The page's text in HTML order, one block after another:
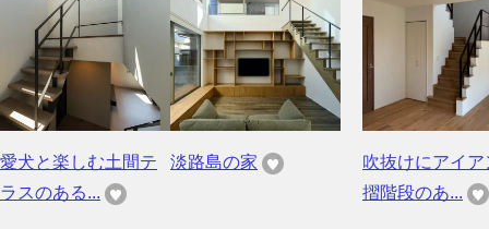
愛犬と楽しむ土間テ
ラスのある...
淡路島の家
吹抜けにアイア
摺階段のあ...